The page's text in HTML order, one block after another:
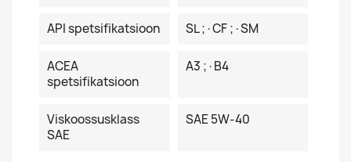
API spetsifikatsioon SL ;·CF ;·SM
ACEA
spetsifikatsioon
A3 ;·B4
Viskoossusklass
SAE
SAE 5W-40